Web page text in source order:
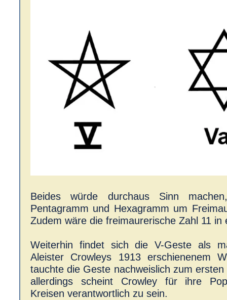
Beides würde durchaus Sinn
Pentagramm und Hexagramm um
Zudem wäre die freimaurerische Zahl 11
Weiterhin findet sich die V-Geste als
Aleister Crowleys 1913 erschienenem
tauchte die Geste nachweislich zum
allerdings scheint Crowley für ihre
Kreisen verantwortlich zu sein.